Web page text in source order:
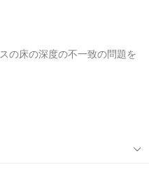
の床の深度の不一致の問題を